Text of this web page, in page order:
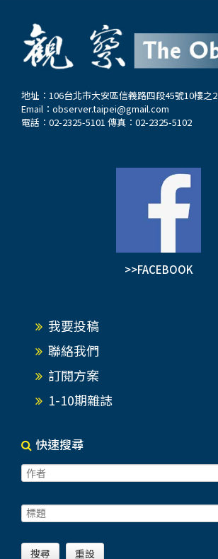
地址：106台北市大安區信義路四段45號10樓之2
Email： observer.taipei@gmail.com
電話：02-2325-5101 傳真：02-2325-5102
>>FACEBOOK
我要投稿
聯絡我們
訂閱方案
1-10期雜誌
快速搜尋